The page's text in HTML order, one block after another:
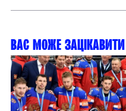
Вас може зацікавити